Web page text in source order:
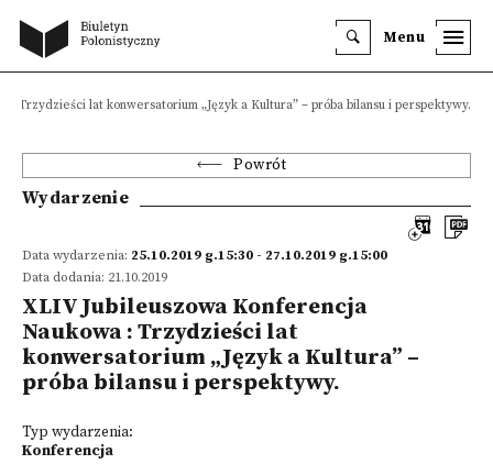
Menu
: Trzydzieści lat konwersatorium „Język a Kultura” – próba bilansu i perspektywy.
Powrót
Wydarzenie
Data wydarzenia: 25.10.2019 g.15:30 - 27.10.2019 g.15:00
Data dodania: 21.10.2019
XLIV Jubileuszowa Konferencja
Naukowa : Trzydzieści lat
konwersatorium „Język a Kultura” –
próba bilansu i perspektywy.
Typ wydarzenia:
Konferencja